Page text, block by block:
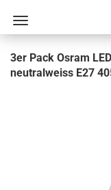
3er Pack Osram
neutralweiss E27